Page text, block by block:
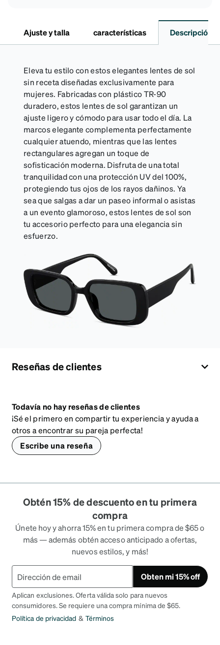
Ajuste y talla características Descripción
Eleva tu estilo con estos elegantes lentes de sol
sin receta diseñadas exclusivamente para
mujeres. Fabricadas con plástico TR-90
duradero, estos lentes de sol garantizan un
ajuste ligero y cómodo para usar todo el día. La
marcos elegante complementa perfectamente
cualquier atuendo, mientras que las lentes
rectangulares agregan un toque de
sofisticación moderna. Disfruta de una total
tranquilidad con una protección UV del 100%,
protegiendo tus ojos de los rayos dañinos. Ya
sea que salgas a dar un paseo informal o asistas
a un evento glamoroso, estos lentes de sol son
tu accesorio perfecto para una elegancia sin
esfuerzo.
Reseñas de clientes
Todavía no hay reseñas de clientes
¡Sé el primero en compartir tu experiencia y ayuda a
otros a encontrar su pareja perfecta!
Escribe una reseña
Obtén 15% de descuento en tu primera
compra
Únete hoy y ahorra 15% en tu primera compra de $65 o
más — además obtén acceso anticipado a ofertas,
nuevos estilos, y más!
Obten mi 15% off
Aplican exclusiones. Oferta válida solo para nuevos
consumidores. Se requiere una compra mínima de $65.
Política de privacidad & Términos